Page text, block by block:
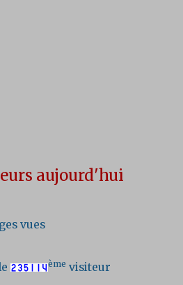
aujourd'hui
vues
ème visiteur